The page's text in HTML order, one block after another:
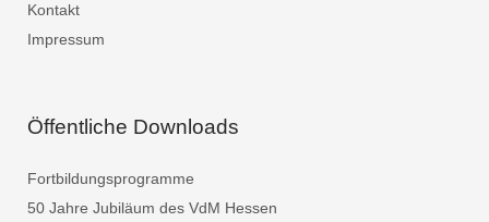
Kontakt
Impressum
Öffentliche Downloads
Fortbildungsprogramme
50 Jahre Jubiläum des VdM Hessen